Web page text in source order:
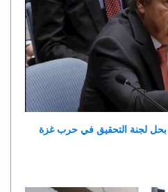
بحل لجنة التحقيق في حرب غزة